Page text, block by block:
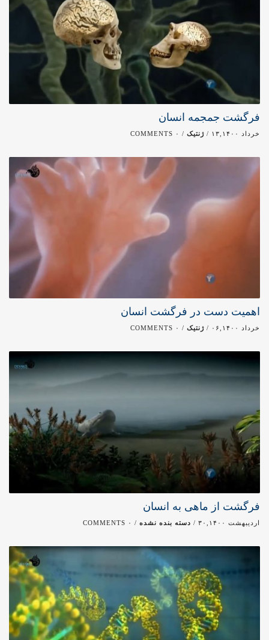
فرگشت جمجمه انسان
خرداد ۱۳,۱۴۰۰ / ژنتیک / ۰ COMMENTS
اهمیت دست در فرگشت انسان
خرداد ۰۶,۱۴۰۰ / ژنتیک / ۰ COMMENTS
فرگشت از ماهی به انسان
اردیبهشت ۳۰,۱۴۰۰ / دسته بنده نشده / ۰ COMMENTS